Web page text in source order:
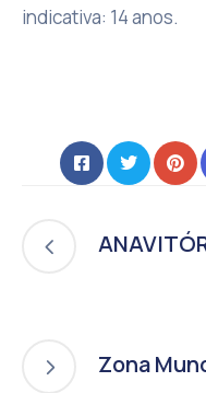
indicativa: 14 anos.
Zona